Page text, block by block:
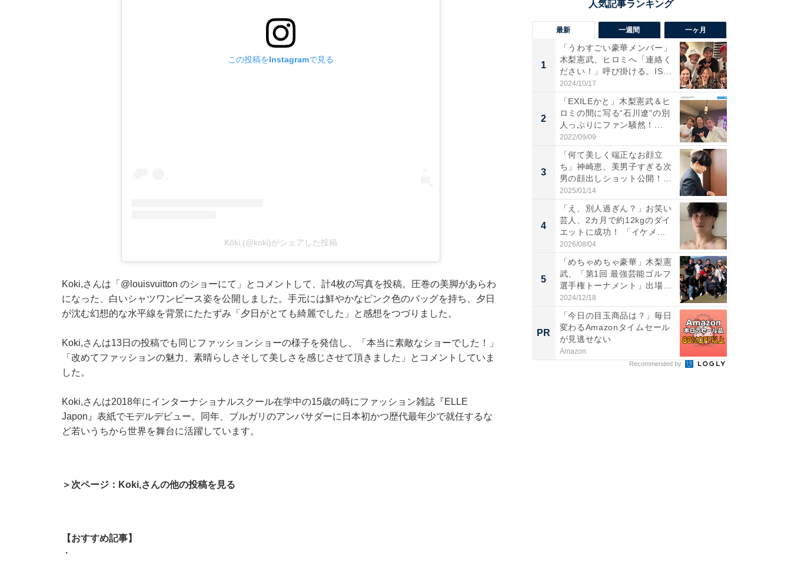
この投稿をInstagramで見る
Kōki,(@koki)がシェアした投稿
Koki,さんは「 @louisvuitton のショーにて」とコメントして、計4枚の写真を投稿。圧巻の美脚があらわ
になった、白いシャツワンピース姿を公開しました。手元には鮮やかなピンク色のバッグを持ち、夕日
が沈む幻想的な水平線を背景にたたずみ「夕日がとても綺麗でした」と感想をつづりました。
Koki,さんは13日の投稿でも同じファッションショーの様子を発信し、「本当に素敵なショーでした！」
「改めてファッションの魅力、素晴らしさそして美しさを感じさせて頂きました」とコメントしていま
した。
Koki,さんは2018年にインターナショナルスクール在学中の15歳の時にファッション雑誌『ELLE
Japon』表紙でモデルデビュー。同年、ブルガリのアンバサダーに日本初かつ歴代最年少で就任するな
ど若いうちから世界を舞台に活躍しています。
＞次ページ：Koki,さんの他の投稿を見る
【おすすめ記事】
・
最新 一週間 一ヶ月
1
「うわすごい豪華メンバー」
木梨憲武、ヒロミへ「連絡く
ださい！」呼び掛ける。IS
S...
2024/10/17
2
「EXILEかと」木梨憲武＆ヒ
ロミの間に写る“石川遼”の別
人っぷりにファン騒然！...
2022/09/09
3
「何て美しく端正なお顔立
ち」神崎恵、美男子すぎる次
男の顔出しショット公開！
「め...
2025/01/14
4
「え、別人過ぎん？」お笑い
芸人、2カ月で約12kgのダイ
エットに成功！ 「イケメ...
2026/08/04
5
「めちゃめちゃ豪華」木梨憲
武、「第1回 最強芸能ゴルフ
選手権トーナメント」出場
メ...
2024/12/18
PR
「今日の目玉商品は？」毎日
変わるAmazonタイムセール
が見逃せない
Amazon
Recommended by